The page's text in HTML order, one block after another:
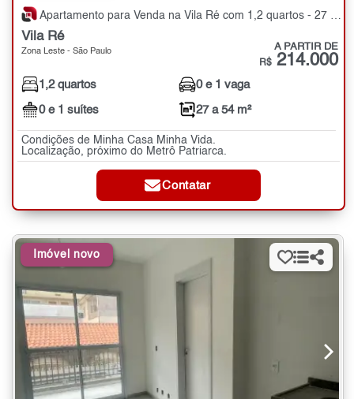
Apartamento para Venda na Vila Ré com 1,2 quartos - 27 a 54 m²
Vila Ré
Zona Leste - São Paulo A PARTIR DE
R$ 214.000
1,2 quartos
0 e 1 suítes
0 e 1 vaga
27 a 54 m²
Condições de Minha Casa Minha Vida.
Localização, próximo do Metrô Patriarca.
Contatar
Imóvel novo